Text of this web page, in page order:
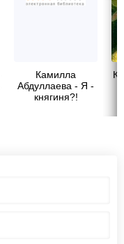
Камилла
Абдуллаева - Я -
княгиня?!